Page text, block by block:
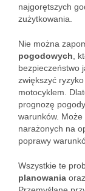
najgorętszych
zużytkowania.
Nie można
pogodowych ,
bezpieczeństwo
zwiększyć
motocyklem.
prognozę
warunków.
narażonych na
poprawy
Wszystkie te
planowania